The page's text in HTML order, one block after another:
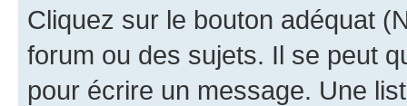
Cliquez sur le bouton adéquat
forum ou des sujets. Il se peut
pour écrire un message. Une